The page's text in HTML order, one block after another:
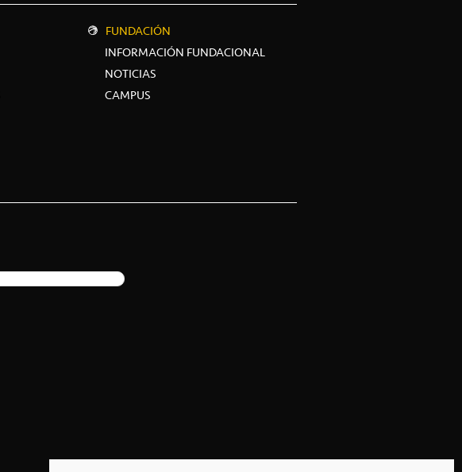
FUNDACIÓN
INFORMACIÓN FUNDACIONAL
NOTICIAS
CAMPUS